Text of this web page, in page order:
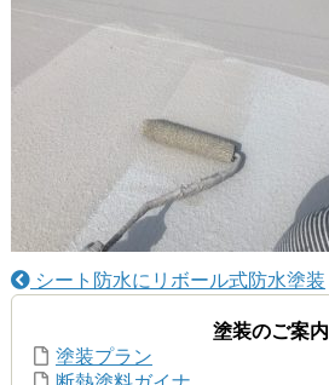
シート防水にリボール式防水塗装
塗装のご案内
塗装プラン